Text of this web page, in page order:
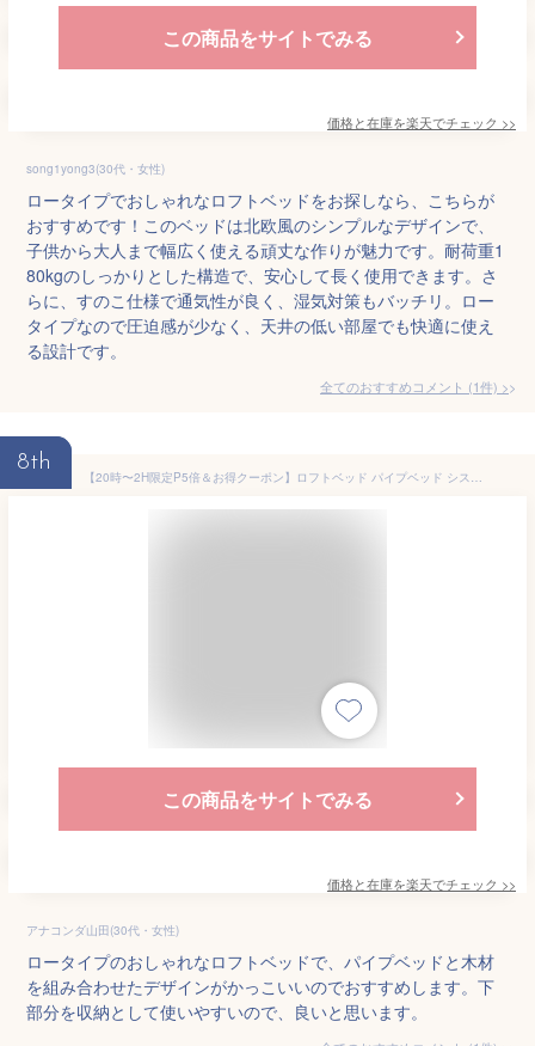
この商品をサイトでみる
価格と在庫を楽天でチェック >>
song1yong3(30代・女性)
ロータイプでおしゃれなロフトベッドをお探しなら、こちらが
おすすめです！このベッドは北欧風のシンプルなデザインで、
子供から大人まで幅広く使える頑丈な作りが魅力です。耐荷重1
80kgのしっかりとした構造で、安心して長く使用できます。さ
らに、すのこ仕様で通気性が良く、湿気対策もバッチリ。ロー
タイプなので圧迫感が少なく、天井の低い部屋でも快適に使え
る設計です。
全てのおすすめコメント (1件) >
8th
【20時〜2H限定P5倍＆お得クーポン】ロフトベッド パイプベッド システムベッド シングル 宮 コンセント付き キャスター付き デスク付き ロフトベッド ロータイプ 木＋パイプ 上下分割可能 子供ベッド シングルベッド 下収納 ロフト ベッド 省スペース スチール
この商品をサイトでみる
価格と在庫を楽天でチェック >>
アナコンダ山田(30代・女性)
ロータイプのおしゃれなロフトベッドで、パイプベッドと木材
を組み合わせたデザインがかっこいいのでおすすめします。下
部分を収納として使いやすいので、良いと思います。